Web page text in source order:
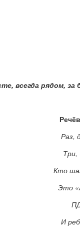
всегда рядом, за
Раз,
Три,
Кто
Это
И